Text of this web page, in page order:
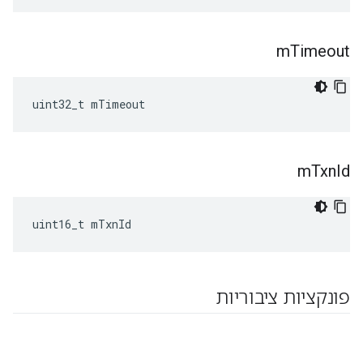
mTimeout
uint32_t mTimeout
mTxnId
uint16_t mTxnId
פונקציות ציבוריות